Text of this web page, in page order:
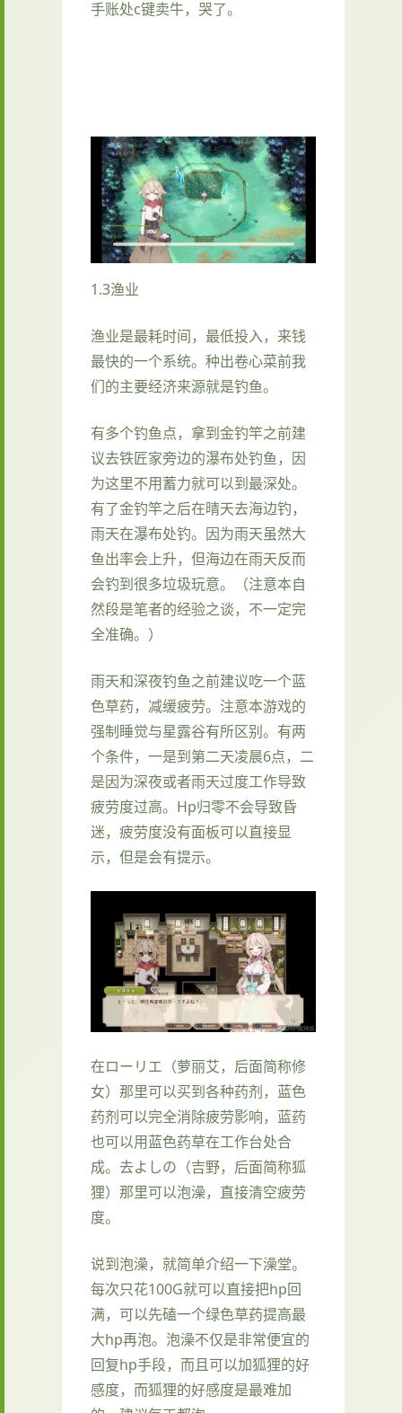
手账处c键卖牛，哭了。
1.3渔业
渔业是最耗时间，最低投入，来钱
最快的一个系统。种出卷心菜前我
们的主要经济来源就是钓鱼。
有多个钓鱼点，拿到金钓竿之前建
议去铁匠家旁边的瀑布处钓鱼，因
为这里不用蓄力就可以到最深处。
有了金钓竿之后在晴天去海边钓，
雨天在瀑布处钓。因为雨天虽然大
鱼出率会上升，但海边在雨天反而
会钓到很多垃圾玩意。（注意本自
然段是笔者的经验之谈，不一定完
全准确。）
雨天和深夜钓鱼之前建议吃一个蓝
色草药，减缓疲劳。注意本游戏的
强制睡觉与星露谷有所区别。有两
个条件，一是到第二天凌晨6点，二
是因为深夜或者雨天过度工作导致
疲劳度过高。Hp归零不会导致昏
迷，疲劳度没有面板可以直接显
示，但是会有提示。
在ローリエ（萝丽艾，后面简称修
女）那里可以买到各种药剂，蓝色
药剂可以完全消除疲劳影响，蓝药
也可以用蓝色药草在工作台处合
成。去よしの（吉野，后面简称狐
狸）那里可以泡澡，直接清空疲劳
度。
说到泡澡，就简单介绍一下澡堂。
每次只花100G就可以直接把hp回
满，可以先磕一个绿色草药提高最
大hp再泡。泡澡不仅是非常便宜的
回复hp手段，而且可以加狐狸的好
感度，而狐狸的好感度是最难加